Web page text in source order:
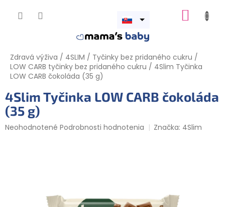
Otvoriť
Zdravá výživa / 4SLIM / Tyčinky bez pridaného cukru /
LOW CARB tyčinky bez pridaného cukru / 4Slim Tyčinka
LOW CARB čokoláda (35 g)
4Slim Tyčinka LOW CARB čokoláda
(35 g)
Priemerné
Neohodnotené Podrobnosti hodnotenia Značka: 4Slim